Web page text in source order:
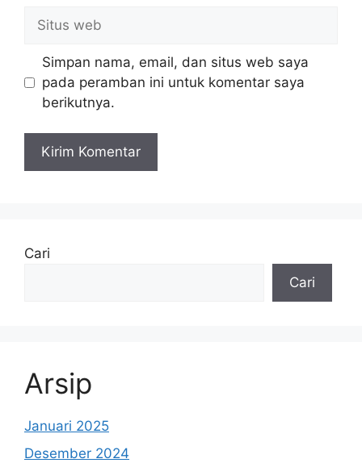
web
Simpan nama, email, dan situs web saya
pada peramban ini untuk komentar saya
berikutnya.
Cari
Cari
Arsip
Januari 2025
Desember 2024